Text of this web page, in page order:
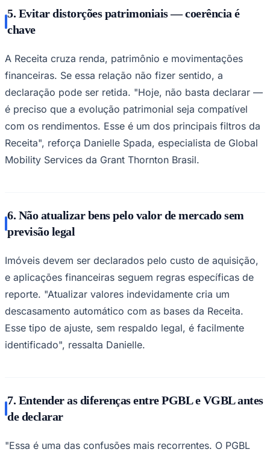
Santos
5. Evitar distorções patrimoniais — coerência é
chave
A Receita cruza renda, patrimônio e movimentações
financeiras. Se essa relação não fizer sentido, a
declaração pode ser retida. "Hoje, não basta declarar —
é preciso que a evolução patrimonial seja compatível
com os rendimentos. Esse é um dos principais filtros da
Receita", reforça Danielle Spada, especialista de Global
Mobility Services da Grant Thornton Brasil.
6. Não atualizar bens pelo valor de mercado sem
previsão legal
Imóveis devem ser declarados pelo custo de aquisição,
e aplicações financeiras seguem regras específicas de
reporte. "Atualizar valores indevidamente cria um
descasamento automático com as bases da Receita.
Esse tipo de ajuste, sem respaldo legal, é facilmente
identificado", ressalta Danielle.
7. Entender as diferenças entre PGBL e VGBL antes
de declarar
"Essa é uma das confusões mais recorrentes. O PGBL